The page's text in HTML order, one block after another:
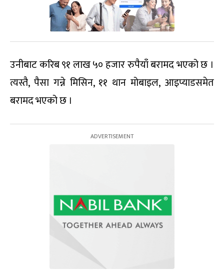
उनीबाट करिब ९१ लाख ५० हजार रुपैयाँ बरामद भएको छ ।
त्यस्तै, पैसा गन्ने मिसिन, ११ थान मोबाइल, आइप्याडसमेत
बरामद भएको छ ।